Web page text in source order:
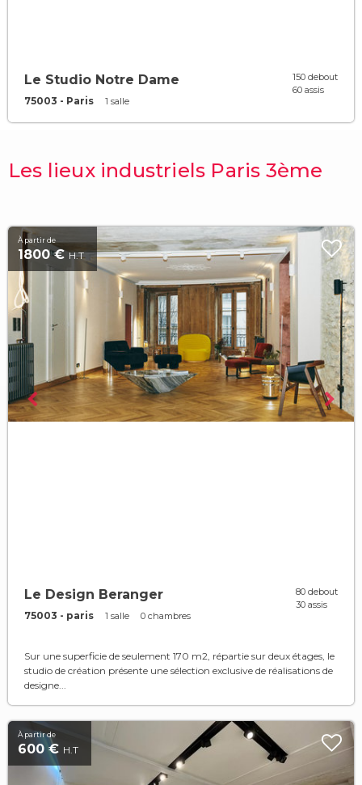
Le Studio Notre Dame
75003 - Paris 1 salle
150 debout
60 assis
Les lieux industriels Paris 3ème
À partir de
1800 €H.T
Le Design Beranger
75003 - paris 1 salle 0 chambres
80 debout
30 assis
Sur une superficie de seulement 170 m2, répartie sur deux étages, le
studio de création présente une sélection exclusive de réalisations de
designe...
À partir de
600 € H.T